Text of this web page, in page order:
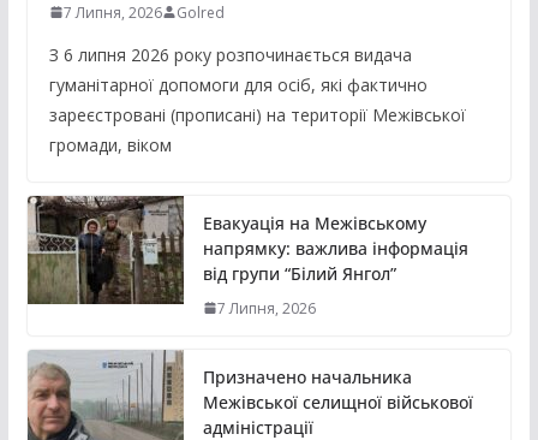
7 Липня, 2026 Golred
З 6 липня 2026 року розпочинається видача
гуманітарної допомоги для осіб, які фактично
зареєстровані (прописані) на території Межівської
громади, віком
Евакуація на Межівському
напрямку: важлива інформація
від групи “Білий Янгол”
7 Липня, 2026
Призначено начальника
Межівської селищної військової
адміністрації